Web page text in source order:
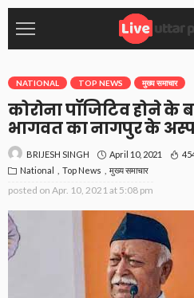
NATIONAL TOP NEWS मुख्य समाचार
कोरोना पॉजिटिव होने के
भागवत का नागपुर के
BRIJESH SINGH April 10, 2021
National
Top News मुख्य समाचार
posted on Apr. 10, 2021 at 5:08 pm